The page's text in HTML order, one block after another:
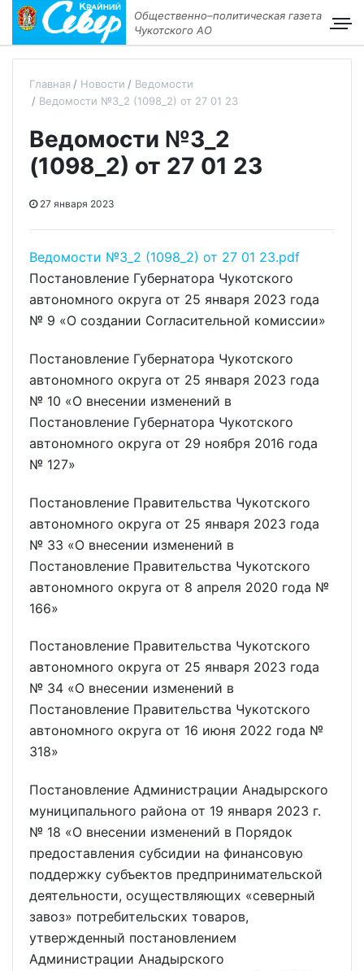
Общественно–политическая газета
Чукотского АО
Главная Новости
Ведомости
Ведомости №3_2 (1098_2) от 27 01 23
Ведомости №3_2
(1098_2) от 27 01 23
27 января 2023
Ведомости №3_2 (1098_2) от 27 01 23.pdf
Постановление Губернатора Чукотского
автономного округа от 25 января 2023 года
№ 9 «О создании Согласительной комиссии»
Постановление Губернатора Чукотского
автономного округа от 25 января 2023 года
№ 10 «О внесении изменений в
Постановление Губернатора Чукотского
автономного округа от 29 ноября 2016 года
№ 127»
Постановление Правительства Чукотского
автономного округа от 25 января 2023 года
№ 33 «О внесении изменений в
Постановление Правительства Чукотского
автономного округа от 8 апреля 2020 года №
166»
Постановление Правительства Чукотского
автономного округа от 25 января 2023 года
№ 34 «О внесении изменений в
Постановление Правительства Чукотского
автономного округа от 16 июня 2022 года №
318»
Постановление Администрации Анадырского
муниципального района от 19 января 2023 г.
№ 18 «О внесении изменений в Порядок
предоставления субсидии на финансовую
поддержку субъектов предпринимательской
деятельности, осуществляющих «северный
завоз» потребительских товаров,
утвержденный постановлением
Администрации Анадырского